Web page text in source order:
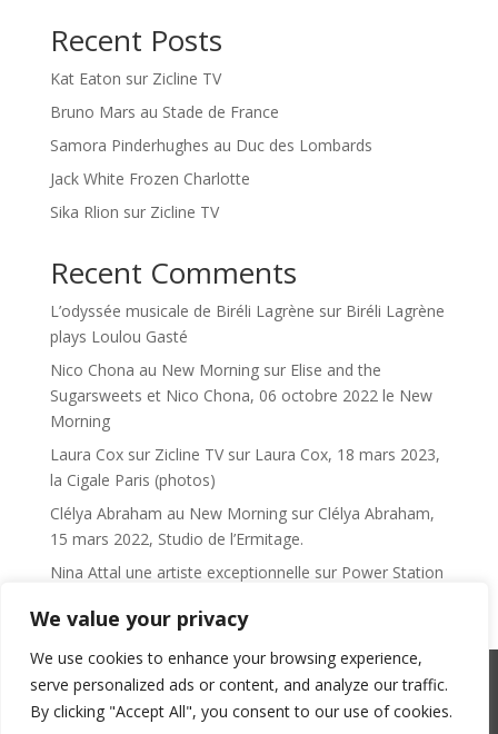
We value your privacy
We use cookies to enhance your browsing experience,
serve personalized ads or content, and analyze our traffic.
By clicking "Accept All", you consent to our use of cookies.
Recent Posts
Kat Eaton sur Zicline TV
Bruno Mars au Stade de France
Samora Pinderhughes au Duc des Lombards
Jack White Frozen Charlotte
Sika Rlion sur Zicline TV
Recent Comments
L’odyssée musicale de Biréli Lagrène sur Biréli Lagrène
plays Loulou Gasté
Nico Chona au New Morningsur Elise and the
Sugarsweets et Nico Chona, 06 octobre 2022 le New
Morning
Laura Cox sur Zicline TVsur Laura Cox, 18 mars 2023,
la Cigale Paris (photos)
Clélya Abraham au New Morningsur Clélya Abraham,
15 mars 2022, Studio de l’Ermitage.
Nina Attal une artiste exceptionnelle sur Power Station
SACEM : 101735096 – ©Copyright Zicline 1998 –